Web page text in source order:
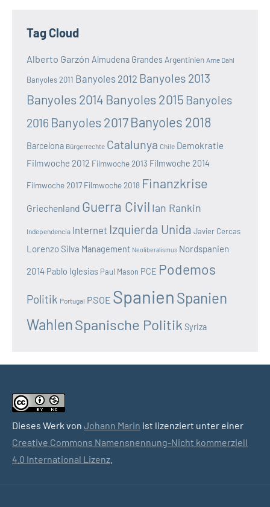
Tag Cloud
Alberto Garzón Almudena Grandes Argentinien Arne Dahl
Banyoles 2011 Banyoles 2012 Banyoles 2013
Banyoles 2014 Banyoles 2015 Banyoles
2016 Banyoles 2017 Banyoles 2018
Barcelona Bürgerrechte Catalunya Chile Demokratie
Filmwoche 2012 Filmwoche 2013 Filmwoche 2014
Filmwoche 2017 Filmwoche 2018 Finanzkrise
Griechenland Guerra Civil Ian Rankin
Independencia Internet Izquierda Unida Javier Cercas
Lorenzo Silva Management Neoliberalismus Nordspanien
2014 Pablo Iglesias Paul Mason PCE Podemos
Politik Portugal PSOE Spanien Spanien
WahlenSpanische Politik Syriza
Dieses Werk von Johann Marin ist lizenziert unter einer
Creative Commons Namensnennung-Nicht kommerziell
4.0 International Lizenz